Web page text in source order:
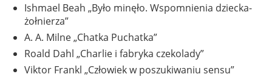
Ishmael Beah „Było minęło. Wspomnienia dziecka-
żołnierza”
A. A. Milne „Chatka Puchatka”
Roald Dahl „Charlie i fabryka czekolady”
Viktor Frankl „Człowiek w poszukiwaniu sensu”